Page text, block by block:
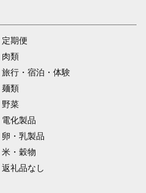
定期便
肉類
旅行・宿泊・体験
麺類
野菜
電化製品
卵・乳製品
米・穀物
返礼品なし